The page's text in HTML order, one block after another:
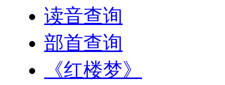
读音查询
部首查询
《红楼梦》